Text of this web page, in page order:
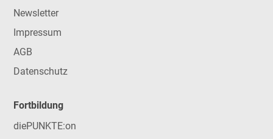
Newsletter
Impressum
AGB
Datenschutz
Fortbildung
diePUNKTE:on